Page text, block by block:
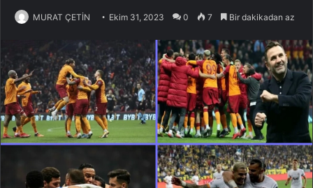
MURAT ÇETİN Ekim 31, 2023 0 7 Bir dakikadan az